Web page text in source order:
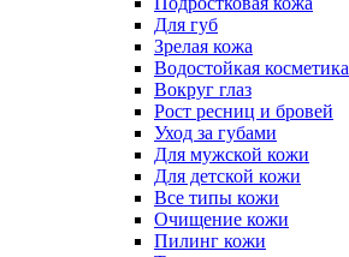
Для губ
Зрелая кожа
Водостойкая косметика
Вокруг глаз
Рост ресниц и бровей
Уход за губами
Для мужской кожи
Для детской кожи
Все типы кожи
Очищение кожи
Пилинг кожи